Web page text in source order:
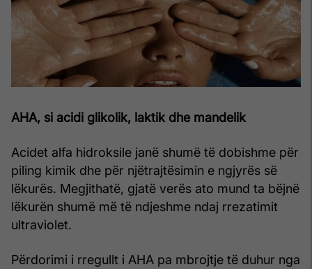
AHA, si acidi glikolik, laktik dhe mandelik
Acidet alfa hidroksile janë shumë të dobishme për
piling kimik dhe për njëtrajtësimin e ngjyrës së
lëkurës. Megjithatë, gjatë verës ato mund ta bëjnë
lëkurën shumë më të ndjeshme ndaj rrezatimit
ultraviolet.
Përdorimi i rregullt i AHA pa mbrojtje të duhur nga